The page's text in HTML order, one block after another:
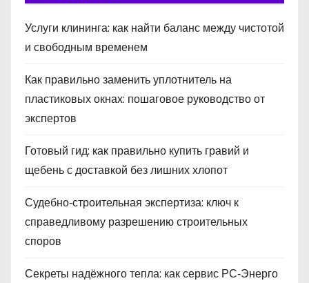
Услуги клининга: как найти баланс между чистотой
и свободным временем
Как правильно заменить уплотнитель на
пластиковых окнах: пошаговое руководство от
экспертов
Готовый гид: как правильно купить гравий и
щебень с доставкой без лишних хлопот
Судебно‑строительная экспертиза: ключ к
справедливому разрешению строительных
споров
Секреты надёжного тепла: как сервис РС‑Энерго